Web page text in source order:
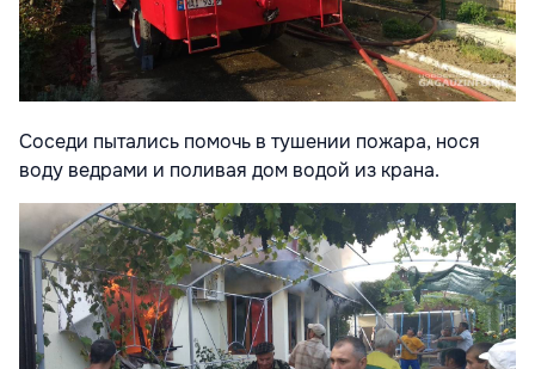
Соседи пытались помочь в тушении пожара, нося
воду ведрами и поливая дом водой из крана.